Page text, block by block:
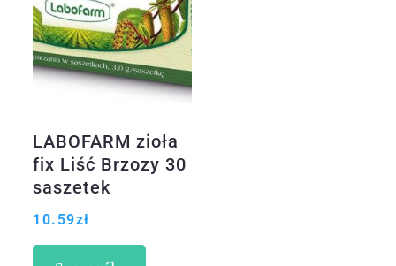
LABOFARM zioła
fix Liść Brzozy 30
saszetek
10.59zł